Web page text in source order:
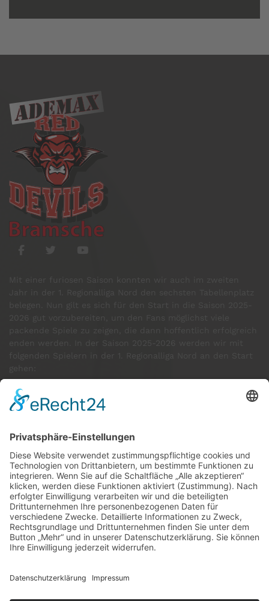
Mit einer furiosen Saison konnten wir auch im zweiten
Jahr in der 1. Regionalliga Nord den sechsten Tabellenplatz
packende Spiele zu zeigen, die dann hoffentlich erfolgreich
GÄSTE ONLINE
Aktuell:1 Gast
Rekord: 922 Gäste am 30. Mai 2026 @ 21:22
LETZTEMATCHES
DBV CHARLOTTENBURG 79 60 RED DEVILS